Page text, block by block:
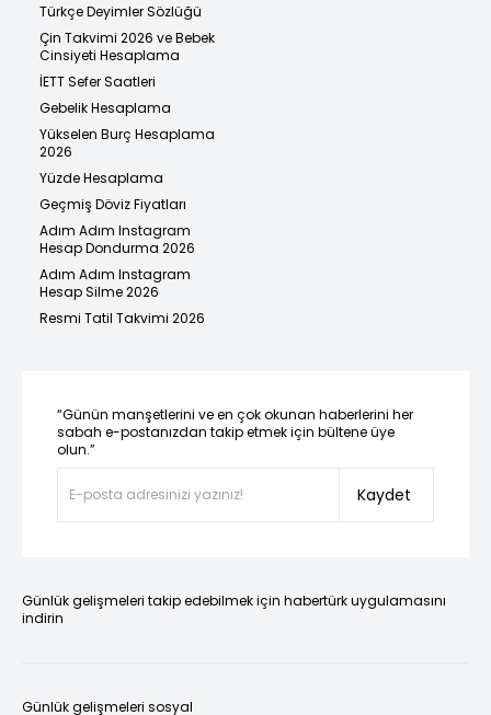
Türkçe Deyimler Sözlüğü
Çin Takvimi 2026 ve Bebek
Cinsiyeti Hesaplama
İETT Sefer Saatleri
Gebelik Hesaplama
Yükselen Burç Hesaplama
2026
Yüzde Hesaplama
Geçmiş Döviz Fiyatları
Adım Adım Instagram
Hesap Dondurma 2026
Adım Adım Instagram
Hesap Silme 2026
Resmi Tatil Takvimi 2026
“Günün manşetlerini ve en çok okunan haberlerini her
sabah e-postanızdan takip etmek için bültene üye
olun.”
Kaydet
Günlük gelişmeleri takip edebilmek için habertürk uygulamasını
indirin
Günlük gelişmeleri sosyal